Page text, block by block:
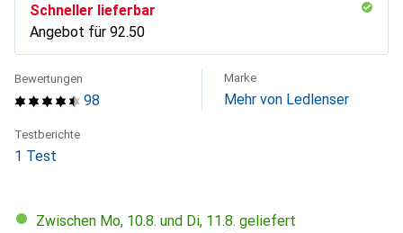
Schneller lieferbar
Angebot für CHF
92.50
98
Bewertungen Marke
Mehr von Ledlenser
Testberichte
1 Test
Zwischen Mo, 10.8. und Di, 11.8. geliefert